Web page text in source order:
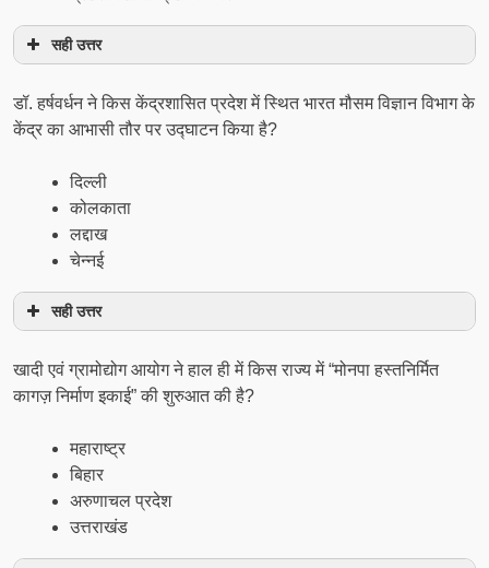
सही उत्तर
डॉ. हर्षवर्धन ने किस केंद्रशासित प्रदेश में स्थित भारत मौसम विज्ञान विभाग के
केंद्र का आभासी तौर पर उद्घाटन किया है?
दिल्ली
कोलकाता
लद्दाख
चेन्नई
सही उत्तर
खादी एवं ग्रामोद्योग आयोग ने हाल ही में किस राज्य में “मोनपा हस्तनिर्मित
कागज़ निर्माण इकाई” की शुरुआत की है?
महाराष्ट्र
बिहार
अरुणाचल प्रदेश
उत्तराखंड